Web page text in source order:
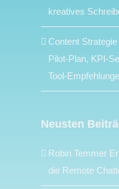
kreatives
Content
Pilot‑Plan,
Neusten
Robin Temmer
die Remote